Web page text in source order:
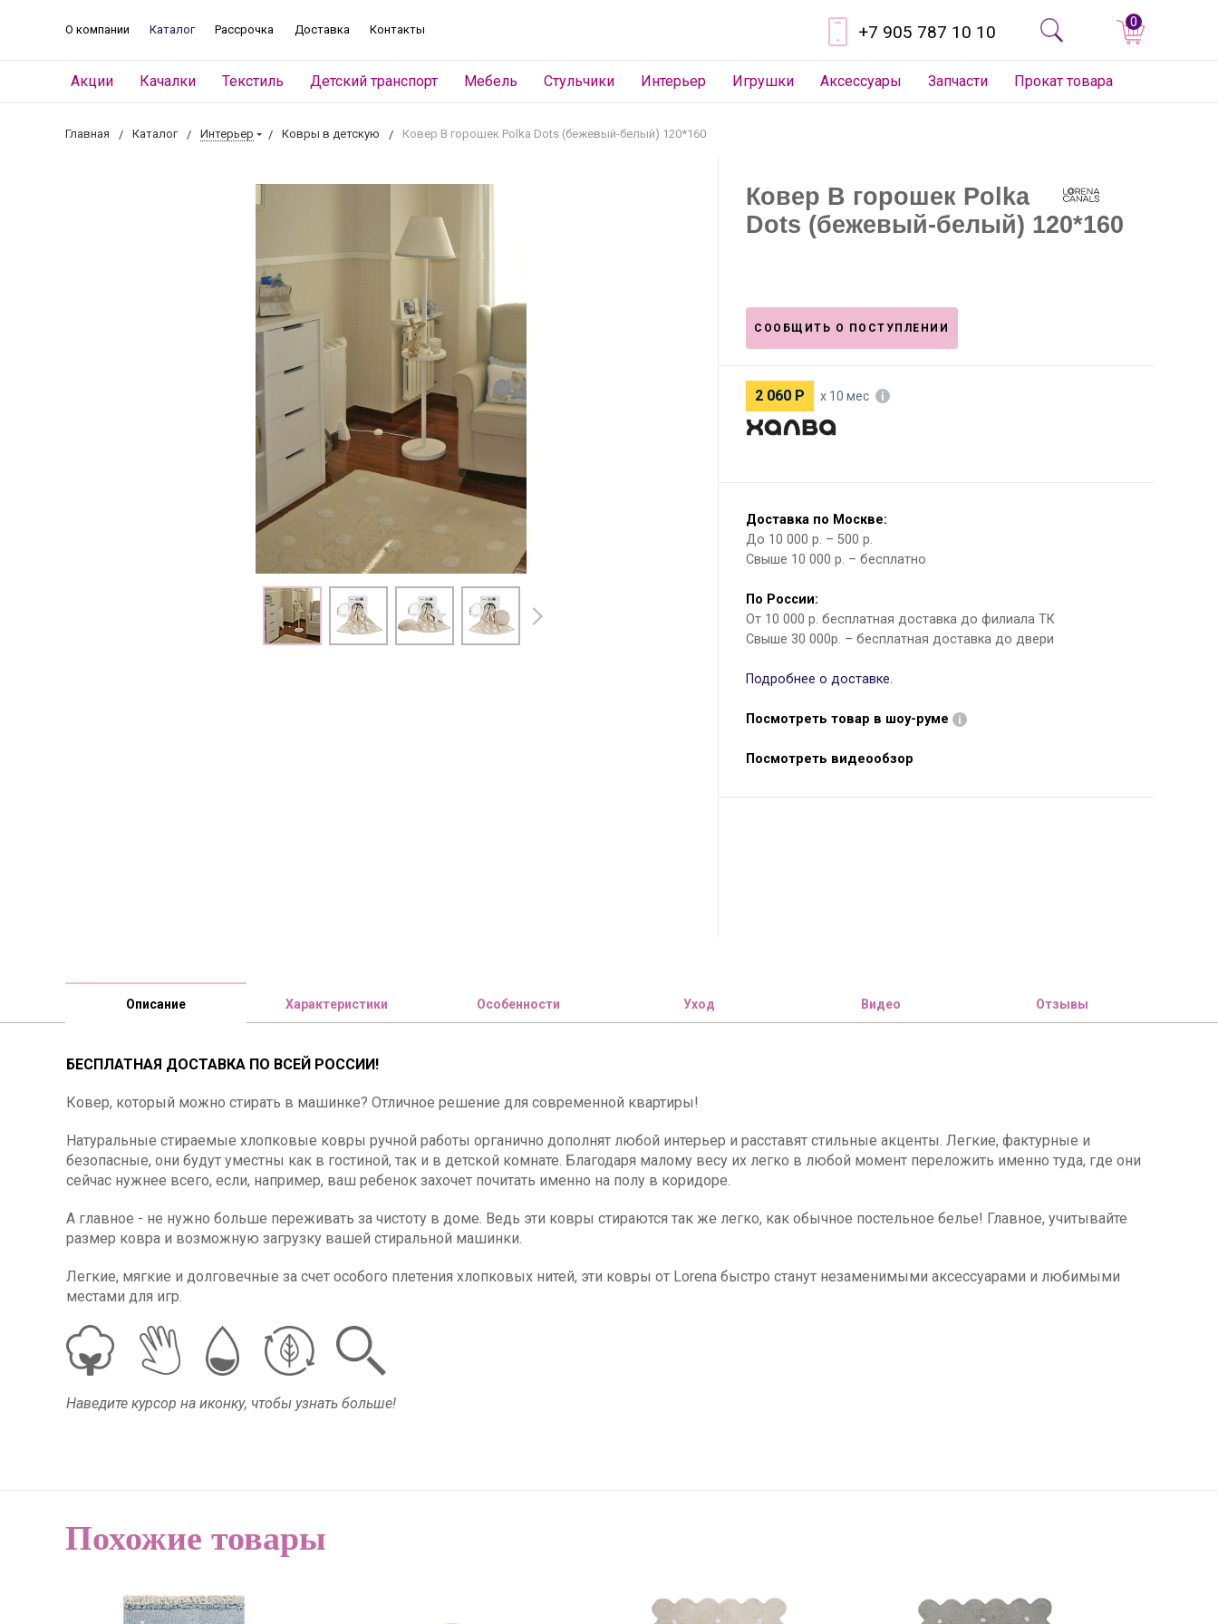
О компании Каталог Рассрочка Доставка Контакты +7 905 787 10 10 0
Акции Качалки Текстиль Детский транспорт Мебель Стульчики Интерьер Игрушки Аксессуары Запчасти Прокат товара
Главная Каталог Интерьер Ковры в детскую Ковер В горошек Polka Dots (бежевый-белый) 120*160
Ковер В горошек Polka
Dots (бежевый-белый) 120*160
СООБЩИТЬ О ПОСТУПЛЕНИИ
2 060 Р х 10 мес
Доставка по Москве:
До 10 000 р. – 500 р.
Свыше 10 000 р. – бесплатно
По России:
От 10 000 р. бесплатная доставка до филиала ТК
Свыше 30 000р. – бесплатная доставка до двери
Подробнее о доставке.
Посмотреть товар в шоу-руме
Посмотреть видеообзор
Описание Характеристики Особенности Уход Видео Отзывы
БЕСПЛАТНАЯ ДОСТАВКА ПО ВСЕЙ РОССИИ!
Ковер, который можно стирать в машинке? Отличное решение для современной квартиры!
Натуральные стираемые хлопковые ковры ручной работы органично дополнят любой интерьер и расставят стильные акценты. Легкие, фактурные и
безопасные, они будут уместны как в гостиной, так и в детской комнате. Благодаря малому весу их легко в любой момент переложить именно туда, где они
сейчас нужнее всего, если, например, ваш ребенок захочет почитать именно на полу в коридоре.
А главное - не нужно больше переживать за чистоту в доме. Ведь эти ковры стираются так же легко, как обычное постельное белье! Главное, учитывайте
размер ковра и возможную загрузку вашей стиральной машинки.
Легкие, мягкие и долговечные за счет особого плетения хлопковых нитей, эти ковры от Lorena быстро станут незаменимыми аксессуарами и любимыми
местами для игр.
Наведите курсор на иконку, чтобы узнать больше!
Похожие товары